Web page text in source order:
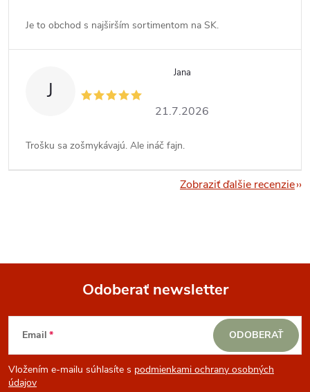
Je to obchod s najširším sortimentom na SK.
J
Jana
21.7.2026
Trošku sa zošmykávajú. Ale ináč fajn.
Zobraziť ďalšie recenzie
Z
á
Odoberať newsletter
Email
Vložením e-mailu súhlasíte s podmienkami ochrany osobných
údajov
ODOBERAŤ